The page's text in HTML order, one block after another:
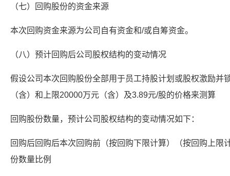
（七）回购股份的资金来源
本次回购资金来源为公司自有资金和/或自筹资金。
（八）预计回购后公司股权结构的变动情况
假设公司本次回购股份全部用于员工持股计划或股权激励并
（含）和上限20000万元（含）及3.89元/股的价格来测算
回购股份数量，预计公司股权结构的变动情况如下：
回购后回购后本次回购前（按回购下限计算）（按回购上限
份数量比例